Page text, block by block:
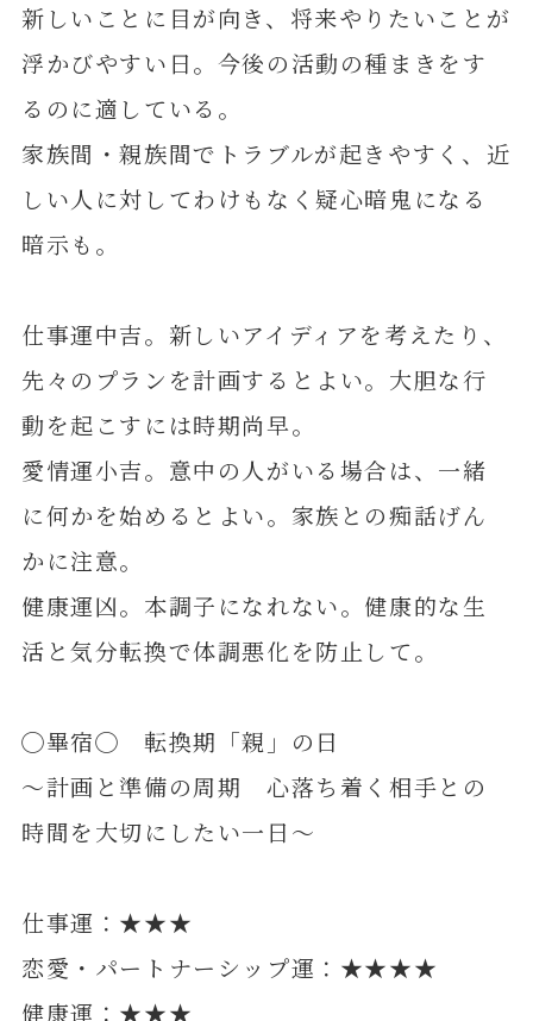
新しいことに目が向き、将来やりたいことが
浮かびやすい日。今後の活動の種まきをす
るのに適している。
家族間・親族間でトラブルが起きやすく、近
しい人に対してわけもなく疑心暗鬼になる
暗示も。
仕事運中吉。新しいアイディアを考えたり、
先々のプランを計画するとよい。大胆な行
動を起こすには時期尚早。
愛情運小吉。意中の人がいる場合は、一緒
に何かを始めるとよい。家族との痴話げん
かに注意。
健康運凶。本調子になれない。健康的な生
活と気分転換で体調悪化を防止して。
◯畢宿◯ 転換期「親」の日
～計画と準備の周期 心落ち着く相手との
時間を大切にしたい一日～
仕事運：★★★
恋愛・パートナーシップ運：★★★★
健康運：★★★